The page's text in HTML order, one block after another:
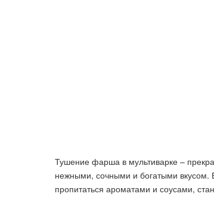
Тушение фарша в мультиварке –
нежными, сочными и богатыми вкусом.
пропитаться ароматами и соусами,